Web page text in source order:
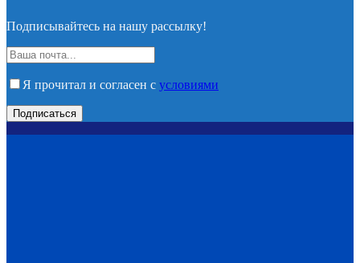
Подписывайтесь на нашу рассылку!
Я прочитал и согласен с условиями